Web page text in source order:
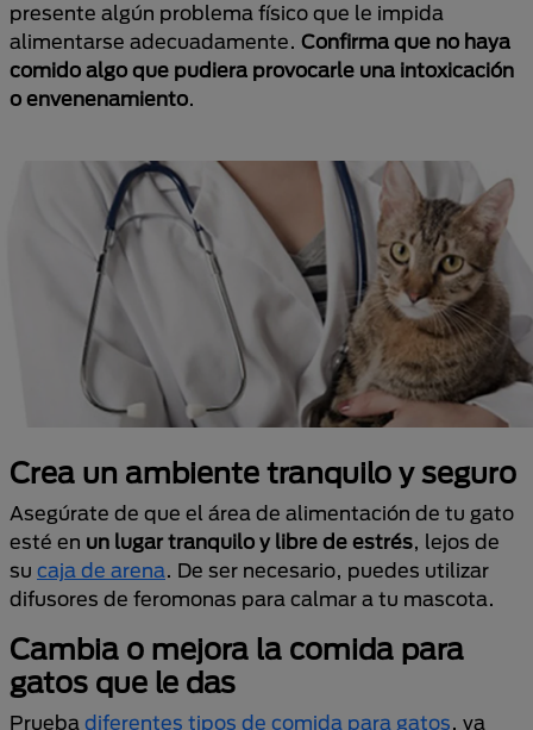
presente algún problema físico que le impida
alimentarse adecuadamente. Confirma que no haya
comido algo que pudiera provocarle una intoxicación
o envenenamiento.
Crea un ambiente tranquilo y seguro
Asegúrate de que el área de alimentación de tu gato
esté en un lugar tranquilo y libre de estrés, lejos de
su caja de arena. De ser necesario, puedes utilizar
difusores de feromonas para calmar a tu mascota.
Cambia o mejora la comida para
gatos que le das
Prueba diferentes tipos de comida para gatos, ya